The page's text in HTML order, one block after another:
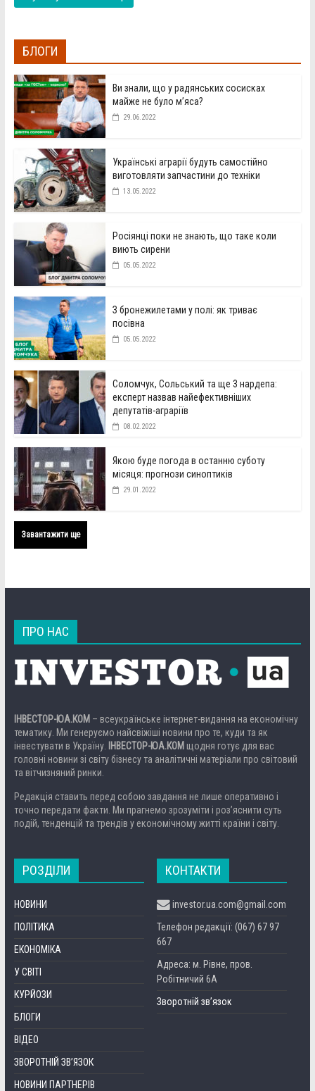
БЛОГИ
Ви знали, що у радянських сосисках
майже не було м’яса?
29.06.2022
Українські аграрії будуть самостійно
виготовляти запчастини до техніки
13.05.2022
Росіянці поки не знають, що таке коли
виють сирени
05.05.2022
З бронежилетами у полі: як триває
посівна
05.05.2022
Соломчук, Сольський та ще 3 нардепа:
експерт назвав найефективніших
депутатів-аграріїв
08.02.2022
Якою буде погода в останню суботу
місяця: прогнози синоптиків
29.01.2022
Завантажити ще
ПРО НАС
ІНВЕСТОР-ЮА.КОМ – всеукраїнське інтернет-видання на економічну
тематику. Ми генеруємо найсвіжіші новини про те, куди та як
інвестувати в Україну.
ІНВЕСТОР-ЮА.КОМ щодня готує для вас
головні новини зі світу бізнесу та аналітичні матеріали про світовий
та вітчизняний ринки.
Редакція ставить перед собою завдання не лише оперативно і
точно передати факти. Ми прагнемо зрозуміти і роз’яснити суть
подій, тенденцій та трендів у економічному житті країни і світу.
РОЗДІЛИ
НОВИНИ
ПОЛІТИКА
ЕКОНОМІКА
У СВІТІ
КУРЙОЗИ
БЛОГИ
ВІДЕО
ЗВОРОТНІЙ ЗВ’ЯЗОК
НОВИНИ ПАРТНЕРІВ
КОНТАКТИ
investor.ua.com@gmail.com
Телефон редакції: (067) 67 97
667
Адреса: м. Рівне, пров.
Робітничий 6А
Зворотній зв’язок